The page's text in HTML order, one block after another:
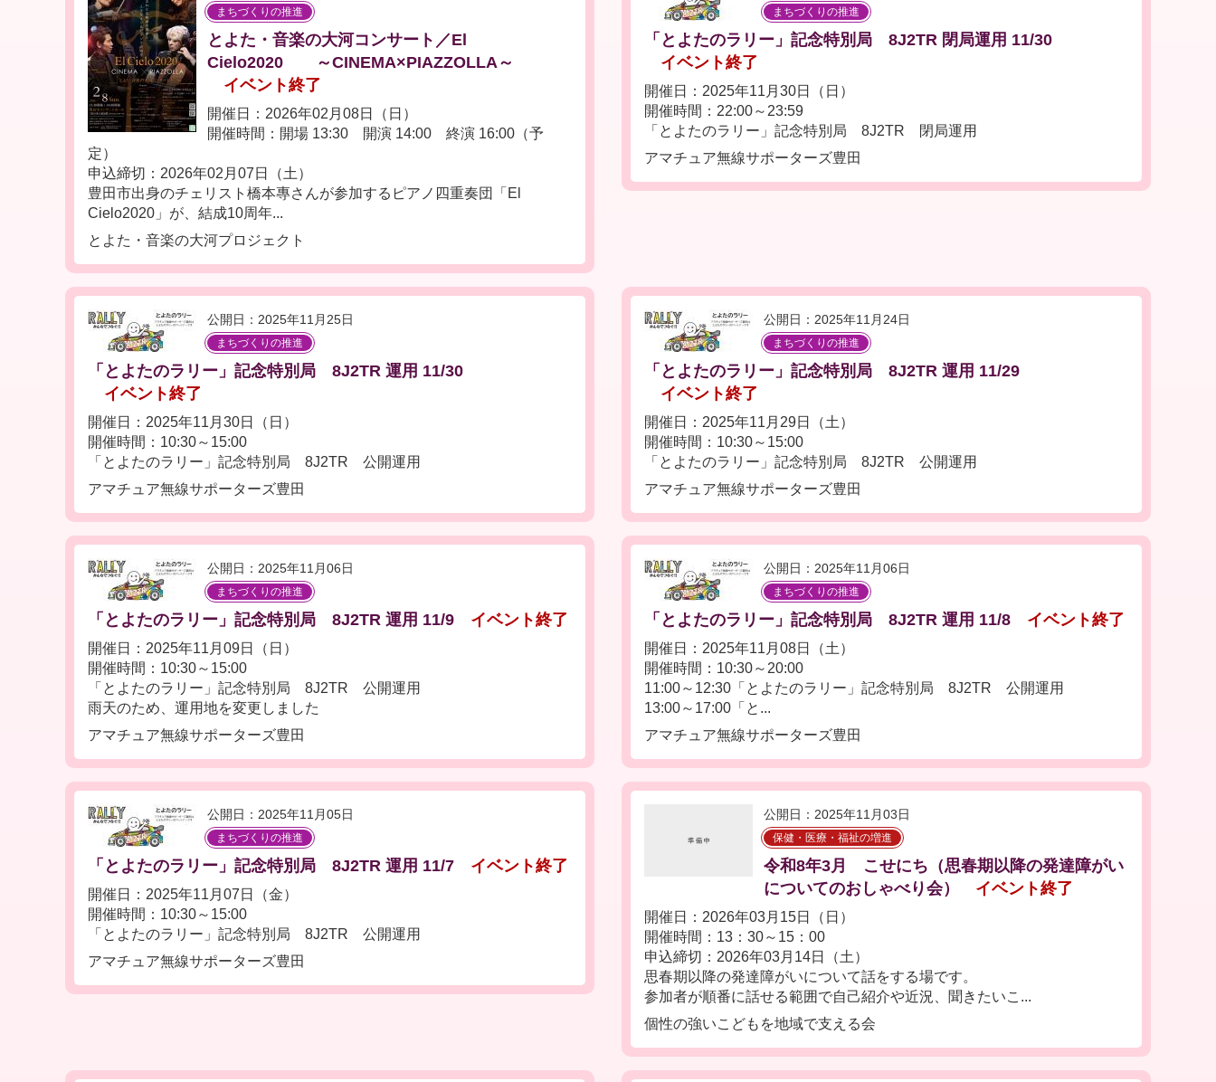
まちづくりの推進
とよた・音楽の大河コンサート／El
Cielo2020 ～CINEMA×PIAZZOLLA～
イベント終了
開催日：2026年02月08日（日）
開催時間：開場 13:30 開演 14:00 終演 16:00（予
定）
申込締切：2026年02月07日（土）
豊田市出身のチェリスト橋本專さんが参加するピアノ四重奏団「El
Cielo2020」が、結成10周年...
とよた・音楽の大河プロジェクト
まちづくりの推進
「とよたのラリー」記念特別局 8J2TR 閉局運用 11/30
イベント終了
開催日：2025年11月30日（日）
開催時間：22:00～23:59
「とよたのラリー」記念特別局 8J2TR 閉局運用
アマチュア無線サポーターズ豊田
公開日：2025年11月25日
まちづくりの推進
「とよたのラリー」記念特別局 8J2TR 運用 11/30
イベント終了
開催日：2025年11月30日（日）
開催時間：10:30～15:00
「とよたのラリー」記念特別局 8J2TR 公開運用
アマチュア無線サポーターズ豊田
公開日：2025年11月24日
まちづくりの推進
「とよたのラリー」記念特別局 8J2TR 運用 11/29
イベント終了
開催日：2025年11月29日（土）
開催時間：10:30～15:00
「とよたのラリー」記念特別局 8J2TR 公開運用
アマチュア無線サポーターズ豊田
公開日：2025年11月06日
まちづくりの推進
「とよたのラリー」記念特別局 8J2TR 運用 11/9 イベント終了
開催日：2025年11月09日（日）
開催時間：10:30～15:00
「とよたのラリー」記念特別局 8J2TR 公開運用
雨天のため、運用地を変更しました
アマチュア無線サポーターズ豊田
公開日：2025年11月06日
まちづくりの推進
「とよたのラリー」記念特別局 8J2TR 運用 11/8 イベント終了
開催日：2025年11月08日（土）
開催時間：10:30～20:00
11:00～12:30「とよたのラリー」記念特別局 8J2TR 公開運用
13:00～17:00「と...
アマチュア無線サポーターズ豊田
公開日：2025年11月05日
まちづくりの推進
「とよたのラリー」記念特別局 8J2TR 運用 11/7 イベント終了
開催日：2025年11月07日（金）
開催時間：10:30～15:00
「とよたのラリー」記念特別局 8J2TR 公開運用
アマチュア無線サポーターズ豊田
公開日：2025年11月03日
保健・医療・福祉の増進
令和8年3月 こせにち（思春期以降の発達障がい
についてのおしゃべり会）
イベント終了
開催日：2026年03月15日（日）
開催時間：13：30～15：00
申込締切：2026年03月14日（土）
思春期以降の発達障がいについて話をする場です。
参加者が順番に話せる範囲で自己紹介や近況、聞きたいこ...
個性の強いこどもを地域で支える会